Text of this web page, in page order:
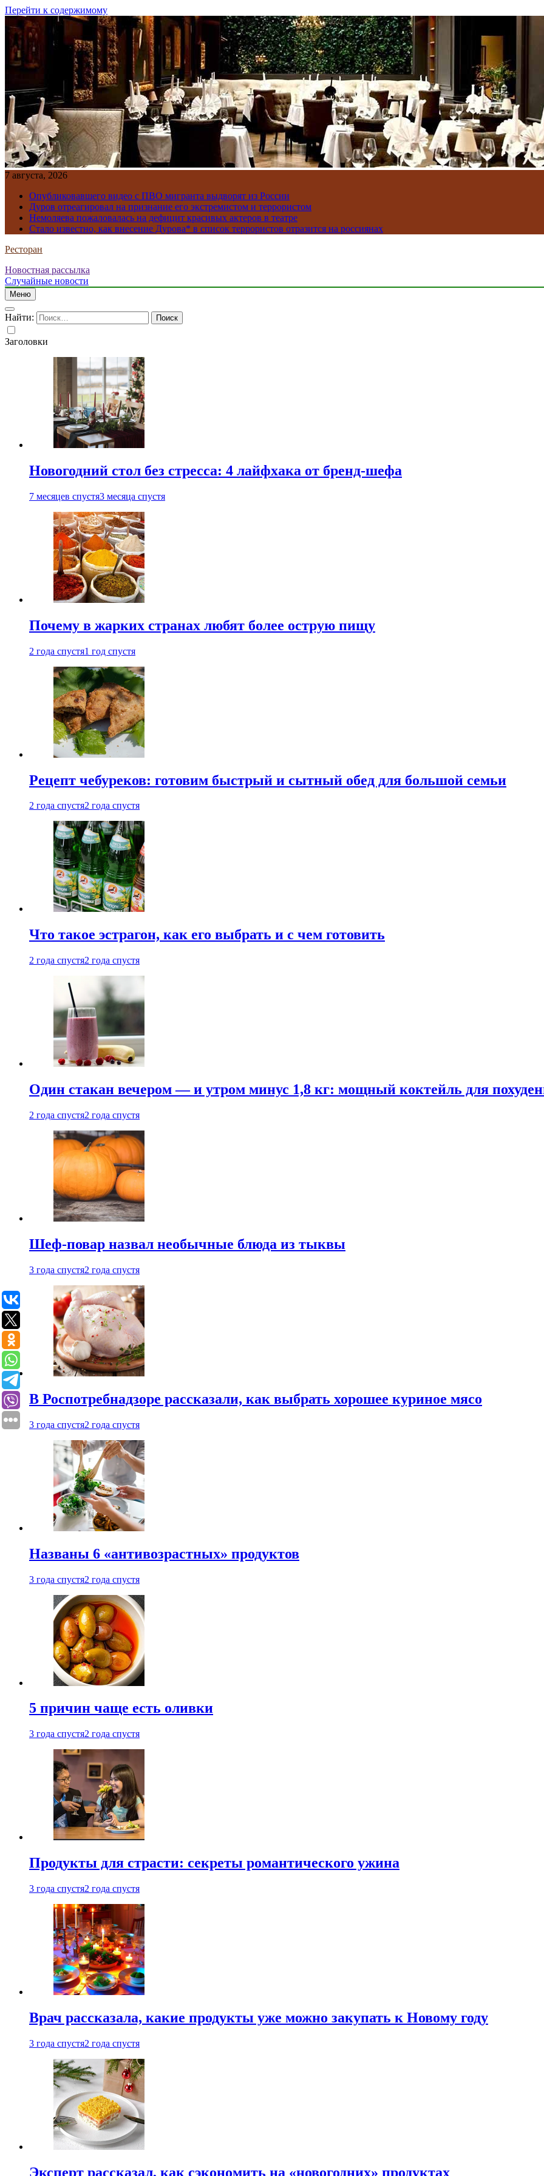
Перейти к содержимому
7 августа, 2026
Опубликовавшего видео с ПВО мигранта выдворят из России
Дуров отреагировал на признание его экстремистом и террористом
Немоляева пожаловалась на дефицит красивых актеров в театре
Стало известно, как внесение Дурова* в список террористов отразится на россиянах
Ресторан
Новостная рассылка
Случайные новости
Меню
Найти:
Заголовки
Новогодний стол без стресса: 4 лайфхака от бренд-шефа
7 месяцев спустя3 месяца спустя
Почему в жарких странах любят более острую пищу
2 года спустя1 год спустя
Рецепт чебуреков: готовим быстрый и сытный обед для большой семьи
2 года спустя2 года спустя
Что такое эстрагон, как его выбрать и с чем готовить
2 года спустя2 года спустя
Один стакан вечером — и утром минус 1,8 кг: мощный коктейль для
2 года спустя2 года спустя
Шеф-повар назвал необычные блюда из тыквы
3 года спустя2 года спустя
В Роспотребнадзоре рассказали, как выбрать хорошее куриное мясо
3 года спустя2 года спустя
Названы 6 «антивозрастных» продуктов
3 года спустя2 года спустя
5 причин чаще есть оливки
3 года спустя2 года спустя
Продукты для страсти: секреты романтического ужина
3 года спустя2 года спустя
Врач рассказала, какие продукты уже можно закупать к Новому году
3 года спустя2 года спустя
Эксперт рассказал, как сэкономить на «новогодних» продуктах